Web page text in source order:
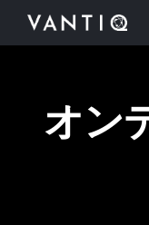
プラットフォ
オン